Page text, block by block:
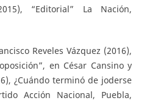
“Editorial” La Nación,
Reveles Vázquez (2016),
en César Cansino y
¿Cuándo terminó de joderse
Acción Nacional, Puebla,